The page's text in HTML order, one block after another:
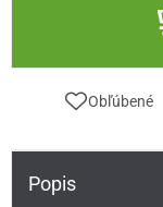
Obľúbené
Popis